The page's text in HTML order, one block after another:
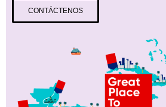
CONTÁCTENOS